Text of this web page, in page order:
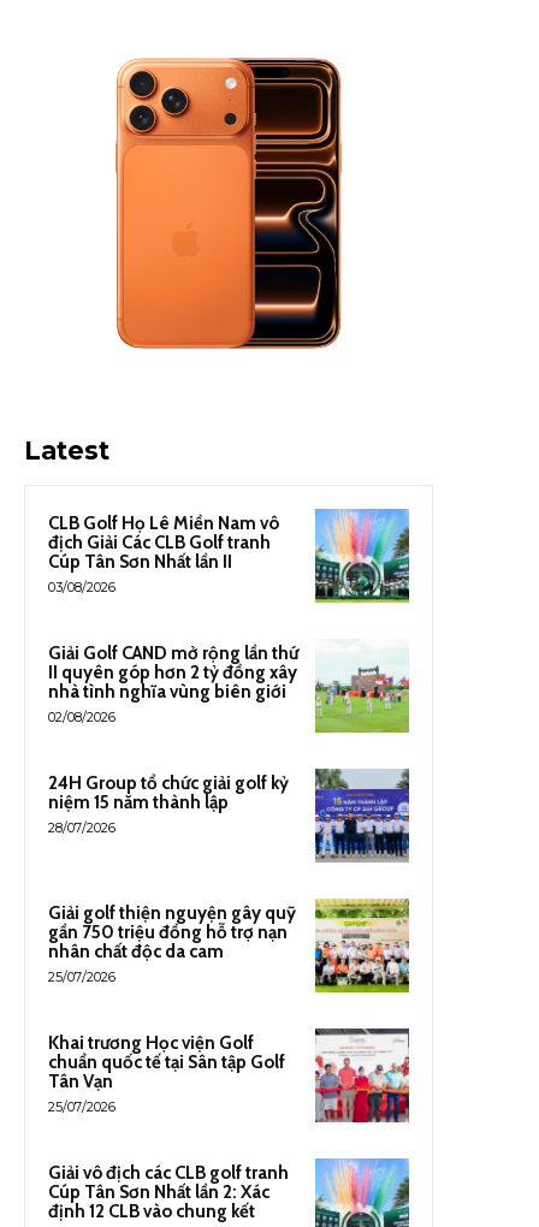
Latest
CLB Golf Họ Lê Miền Nam vô
địch Giải Các CLB Golf tranh
Cúp Tân Sơn Nhất lần II
03/08/2026
Giải Golf CAND mở rộng lần thứ
II quyên góp hơn 2 tỷ đồng xây
nhà tình nghĩa vùng biên giới
02/08/2026
24H Group tổ chức giải golf kỷ
niệm 15 năm thành lập
28/07/2026
Giải golf thiện nguyện gây quỹ
gần 750 triệu đồng hỗ trợ nạn
nhân chất độc da cam
25/07/2026
Khai trương Học viện Golf
chuẩn quốc tế tại Sân tập Golf
Tân Vạn
25/07/2026
Giải vô địch các CLB golf tranh
Cúp Tân Sơn Nhất lần 2: Xác
định 12 CLB vào chung kết